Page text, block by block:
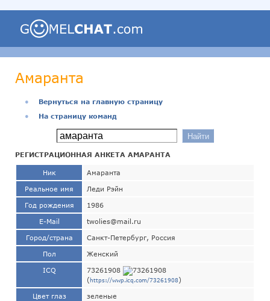
Амаранта
●
Вернуться на главную страницу
●
На страницу команд
РЕГИСТРАЦИОННАЯ АНКЕТА АМАРАНТА
Ник Амаранта
Реальное имя Леди Рэйн
Год рождения 1986
E-Mail twolies@mail.ru
Город/страна Санкт-Петербург, Россия
Пол Женский
ICQ
73261908
(https://wwp.icq.com/73261908)
Цвет глаз зеленые